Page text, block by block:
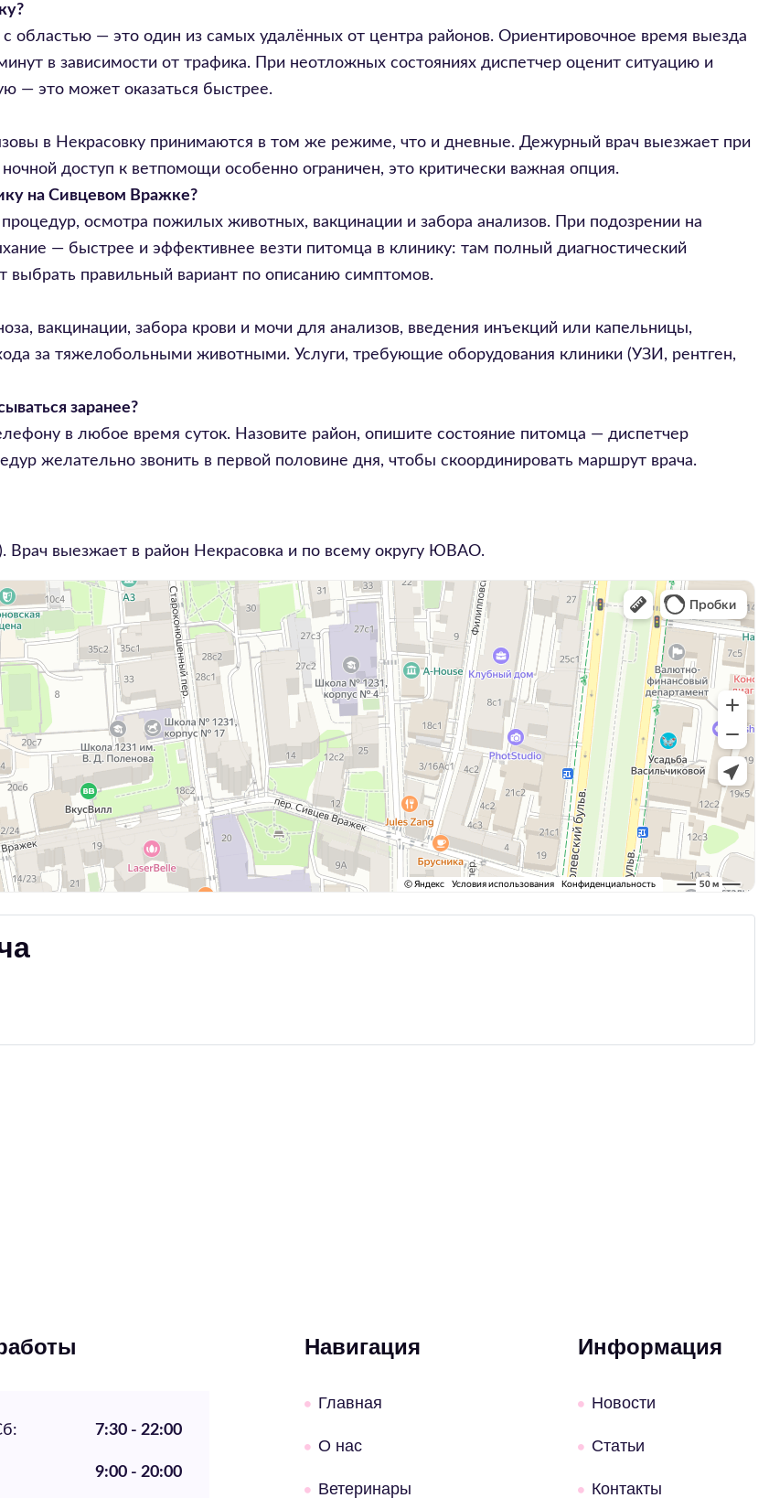
областью — это один из самых удалённых от центра районов. Ориентировочное время выезда
в зависимости от трафика. При неотложных состояниях диспетчер оценит ситуацию и
— это может оказаться быстрее.
в Некрасовку принимаются в том же режиме, что и дневные. Дежурный врач выезжает при
доступ к ветпомощи особенно ограничен, это критически важная опция.
на Сивцевом Вражке?
осмотра пожилых животных, вакцинации и забора анализов. При подозрении на
— быстрее и эффективнее везти питомца в клинику: там полный диагностический
правильный вариант по описанию симптомов.
вакцинации, забора крови и мочи для анализов, введения инъекций или капельницы,
за тяжелобольными животными. Услуги, требующие оборудования клиники (УЗИ, рентген,
заранее?
в любое время суток. Назовите район, опишите состояние питомца — диспетчер
желательно звонить в первой половине дня, чтобы скоординировать маршрут врача.
Врач выезжает в район Некрасовка и по всему округу ЮВАО.
7:30 - 22:00
9:00 - 20:00
Навигация
Главная
О нас
Ветеринары
Информация
Новости
Статьи
Контакты